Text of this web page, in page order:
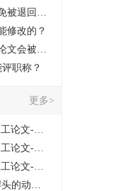
条件与策略
修改的？
机制下的困境与出路）
职称？
更多>
发表，lizhiwei并非本人，请将文章删除，消除影响，谢谢！
发表，lizhiwei并非本人，请将文章删除，消除影响，谢谢！
发表，lizhiwei并非本人，请将文章删除，消除影响，谢谢！
并非本人，请将文章删除，消除影响，谢谢！